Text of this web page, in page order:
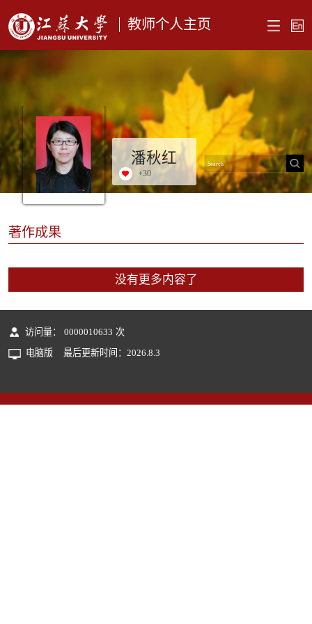
教师个人主页
潘秋红
+30
著作成果
没有更多内容了
访问量： 0000010633 次
电脑版
最后更新时间： 2026 8 3